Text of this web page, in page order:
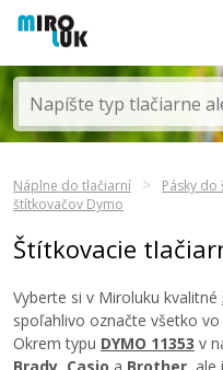
Náplne do tlačiarní Pásky do
štítkovačov Dymo
Štítkovacie
Vyberte si v Miroluku kvalitné
spoľahlivo označte všetko
Okrem typu DYMO 11353 v